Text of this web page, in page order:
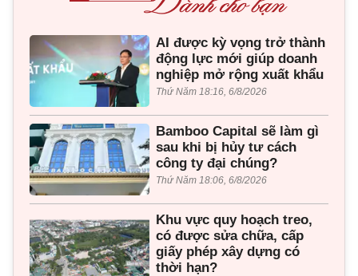
AI được kỳ vọng trở thành
động lực mới giúp doanh
nghiệp mở rộng xuất khẩu
Thứ Năm 18:16, 6/8/2026
Bamboo Capital sẽ làm gì
sau khi bị hủy tư cách
công ty đại chúng?
Thứ Năm 18:06, 6/8/2026
Khu vực quy hoạch treo,
có được sửa chữa, cấp
giấy phép xây dựng có
thời hạn?